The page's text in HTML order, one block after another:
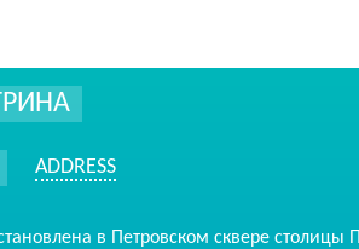
ADDRESS
в Петровском сквере столицы